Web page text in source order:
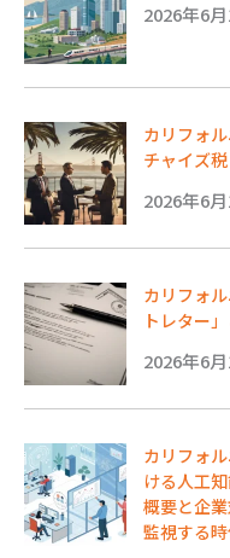
2026年6
カリフォ
チャイズ税
2026年6
カリフォ
トレター
2026年6
カリフォ
ける人工
概要と企
監視する